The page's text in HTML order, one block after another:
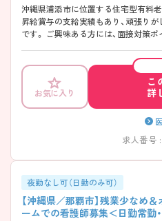
沖縄県浦添市に位置する住宅型有料
昇給賞与の支給実績もあり、頑張り
です。 ご興味ある方には、面接対策
お気に入り
こ
詳
求人番号
夜勤なし可（日勤のみ可）
【沖縄県／那覇市】残業少なめ
ームでの看護師募集＜日勤常勤